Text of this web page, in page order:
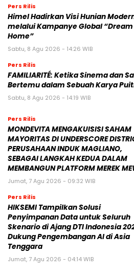
Pers Rilis
Himel Hadirkan Visi Hunian
melalui Kampanye Global “Dream
Home”
Sabtu, 8 Agu 2026 - 14:26 WIB
Pers Rilis
FAMILIARITÉ: Ketika Sinema dan
Bertemu dalam Sebuah Karya
Sabtu, 8 Agu 2026 - 14:19 WIB
Pers Rilis
MONDEVITA MENGAKUISISI SAHAM
MAYORITAS DI UNDERSCORE
PERUSAHAAN INDUK MAGLIANO,
SEBAGAI LANGKAH KEDUA DALAM
MEMBANGUN PLATFORM MEREK
Jumat, 7 Agu 2026 - 09:32 WIB
Pers Rilis
HIKSEMI Tampilkan Solusi
Penyimpanan Data untuk Seluruh
Skenario di Ajang DTI Indonesia
Dukung Pengembangan AI di Asia
Tenggara
Jumat, 7 Agu 2026 - 04:14 WIB